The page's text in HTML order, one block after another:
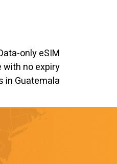
only eSIM.
no expiry.
in Guatemala.